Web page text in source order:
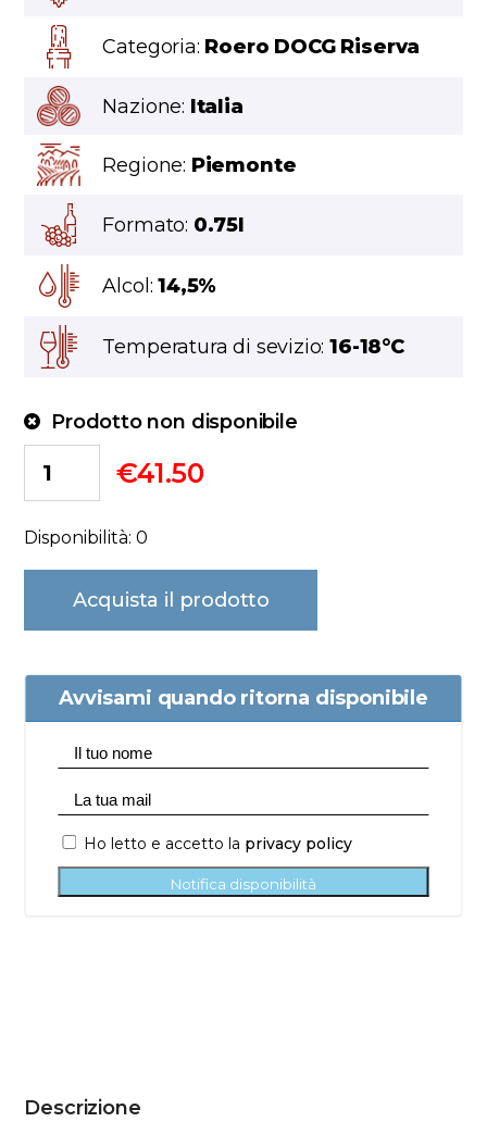
Categoria: Roero DOCG Riserva
Nazione: Italia
Regione: Piemonte
Formato: 0.75l
Alcol:14,5%
Temperatura di sevizio:16-18°C
Prodotto non disponibile
€41.50
Disponibilità: 0
Acquista il prodotto
Avvisami quando ritorna disponibile
Ho letto e accetto la privacy policy
Notifica disponibilità
Descrizione